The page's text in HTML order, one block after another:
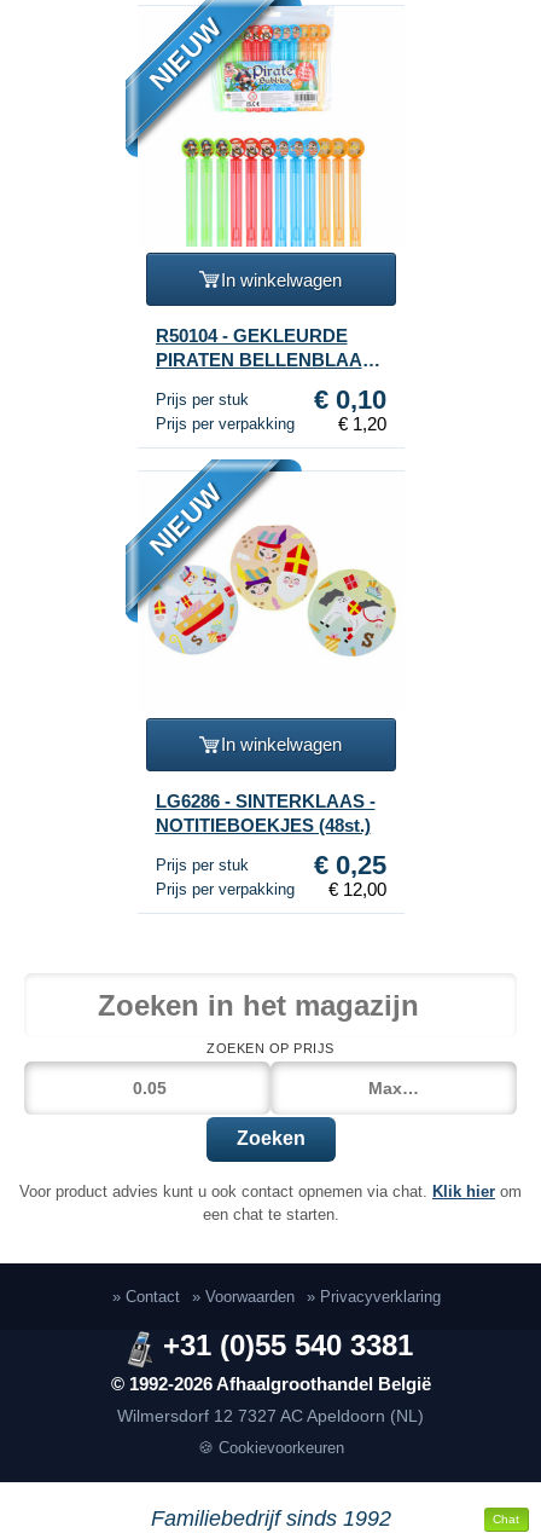
Chat
NIEUW
In winkelwagen
R50104 - GEKLEURDE
PIRATEN BELLENBLAAS
12st.)
Prijs per stuk € 0,10
Prijs per verpakking € 1,20
NIEUW
In winkelwagen
LG6286 - SINTERKLAAS -
NOTITIEBOEKJES (48st.)
Prijs per stuk € 0,25
Prijs per verpakking € 12,00
ZOEKEN OP PRIJS
Zoeken
Voor product advies kunt u ook contact opnemen via chat. Klik hier om
een chat te starten.
» Contact » Voorwaarden » Privacyverklaring
© 1992-2026 Afhaalgroothandel België
Wilmersdorf 12 7327 AC Apeldoorn (NL)
+31 (0)55 540 3381
🍪 Cookievoorkeuren
Familiebedrijf sinds 1992